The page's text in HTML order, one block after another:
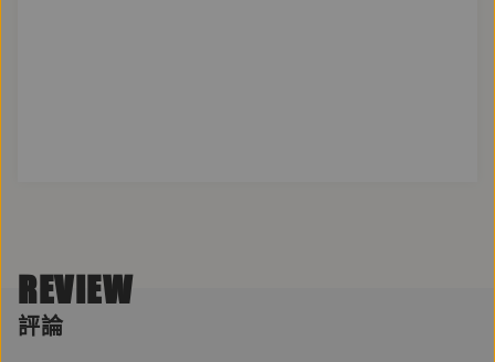
REVIEW
評論